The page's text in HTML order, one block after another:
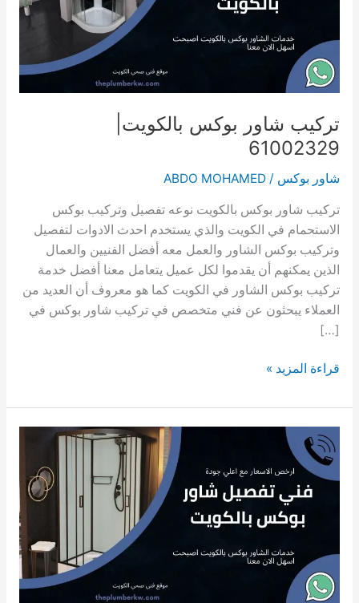
تركيب شاور بوكس بالكويت|
61002329
شاور بوكس /
ABDO MOHAMED
تركيب شاور بوكس بالكويت نوعه تفصيل وتركيب بوكس ​​
الاستحمام في الكويت والذي يستخدم احدث الادوات لتفصيل
وتركيب بوكس ​​الشاور والعمل معه أفضل الفنيين والعمال
الذين يمكنهم أن يقدموا لكل عميل يتعامل معنا أفضل خدمة
تركيب بوكس ​​الشاور في الكويت كما هو معروف أن العديد من
العملاء يبحثون عن فني متخصص في تركيب شاور بوكس ​​في
[…]
تركيب
بوكس
بالكويت|
61002329
قراءة المزيد »